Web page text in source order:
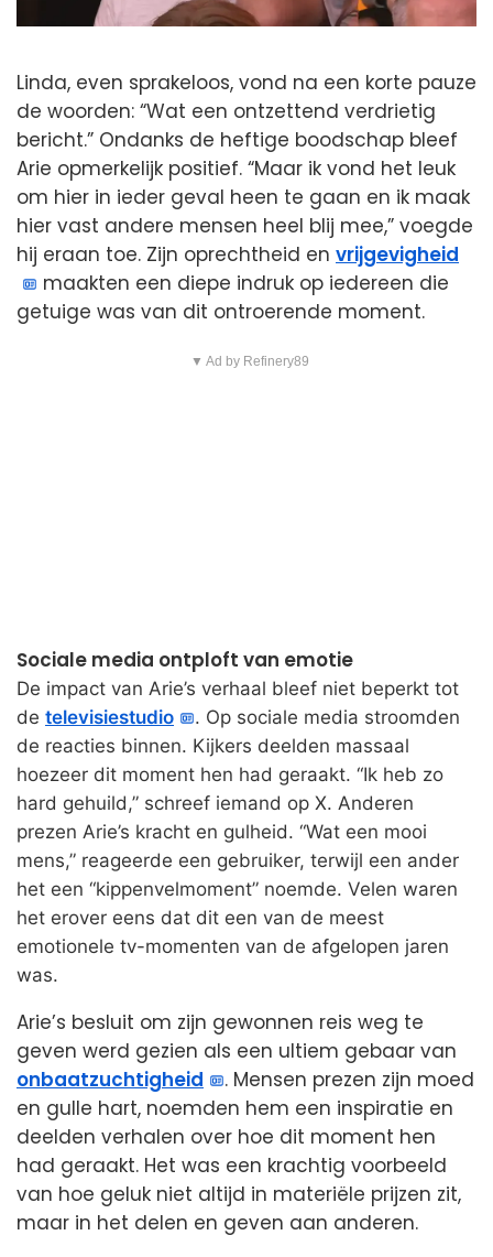
Linda, even sprakeloos, vond na een korte pauze
de woorden: “Wat een ontzettend verdrietig
bericht.” Ondanks de heftige boodschap bleef
Arie opmerkelijk positief. “Maar ik vond het leuk
om hier in ieder geval heen te gaan en ik maak
hier vast andere mensen heel blij mee,” voegde
hij eraan toe. Zijn oprechtheid en vrijgevigheid
maakten een diepe indruk op iedereen die
getuige was van dit ontroerende moment.
▼ Ad by Refinery89
Sociale media ontploft van emotie
De impact van Arie’s verhaal bleef niet beperkt tot
de televisiestudio
. Op sociale media stroomden
de reacties binnen. Kijkers deelden massaal
hoezeer dit moment hen had geraakt. “Ik heb zo
hard gehuild,” schreef iemand op X. Anderen
prezen Arie’s kracht en gulheid. “Wat een mooi
mens,” reageerde een gebruiker, terwijl een ander
het een “kippenvelmoment” noemde. Velen waren
het erover eens dat dit een van de meest
emotionele tv-momenten van de afgelopen jaren
was.
Arie’s besluit om zijn gewonnen reis weg te
geven werd gezien als een ultiem gebaar van
onbaatzuchtigheid
. Mensen prezen zijn moed
en gulle hart, noemden hem een inspiratie en
deelden verhalen over hoe dit moment hen
had geraakt. Het was een krachtig voorbeeld
van hoe geluk niet altijd in materiële prijzen zit,
maar in het delen en geven aan anderen.